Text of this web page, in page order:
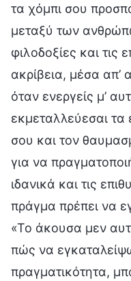
τα χόμπι σου
μεταξύ των
φιλοδοξίες και τις
ακρίβεια, μέσα απ’
όταν ενεργείς μ’
εκμεταλλεύεσαι τα
σου και τον
για να
ιδανικά και τις
πράγμα πρέπει να
«Το άκουσα μεν
πώς να
πραγματικότητα,